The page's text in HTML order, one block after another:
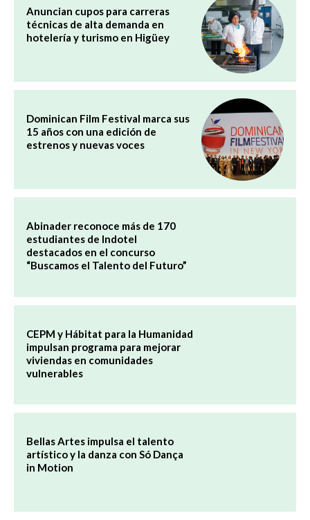
Anuncian cupos para carreras
técnicas de alta demanda en
hotelería y turismo en Higüey
Dominican Film Festival marca sus
15 años con una edición de
estrenos y nuevas voces
Abinader reconoce más de 170
estudiantes de Indotel
destacados en el concurso
“Buscamos el Talento del Futuro”
CEPM y Hábitat para la Humanidad
impulsan programa para mejorar
viviendas en comunidades
vulnerables
Bellas Artes impulsa el talento
artístico y la danza con Só Dança
in Motion